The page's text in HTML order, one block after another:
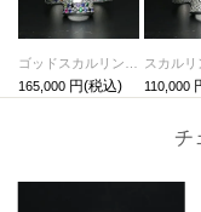
165,000
110,000
チ